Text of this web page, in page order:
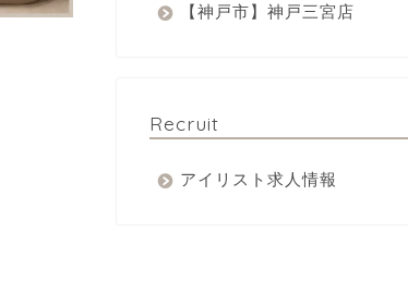
【神戸市】神戸三宮店
Recruit
アイリスト求人情報